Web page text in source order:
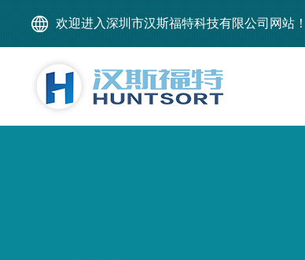
欢迎进入深圳市汉斯福特科技有限公司网站！